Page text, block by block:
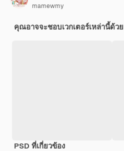
mamewmy
คุณอาจจะชอบเวกเตอร์เหล่านี้ด้วย
PSD ที่เกี่ยวข้อง